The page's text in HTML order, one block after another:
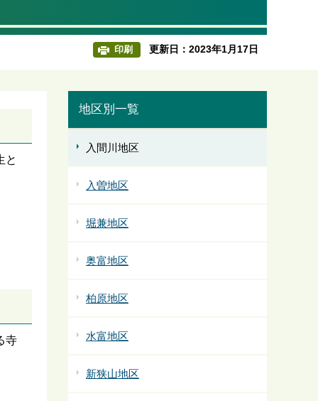
印刷 更新日：2023年1月17日
と
寺
地区別一覧
入間川地区
入曽地区
堀兼地区
奥富地区
柏原地区
水富地区
新狭山地区